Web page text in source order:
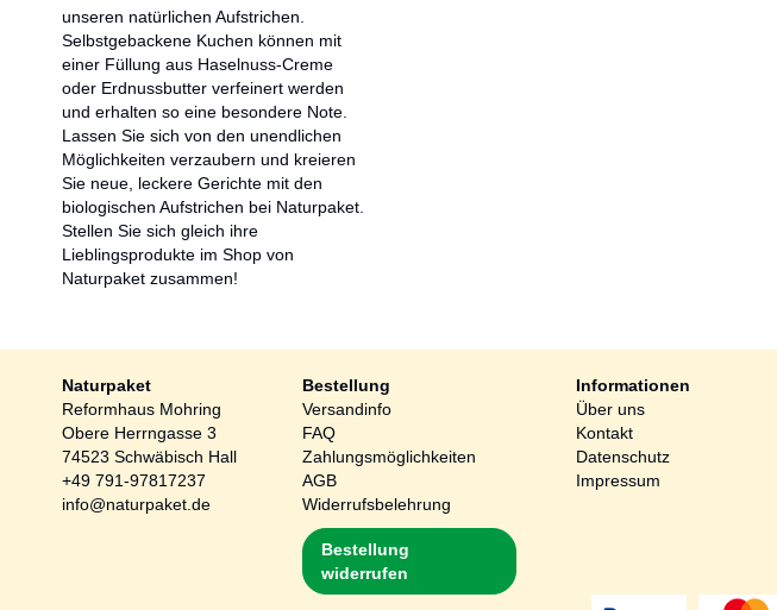
unseren natürlichen Aufstrichen.
Selbstgebackene Kuchen können mit
einer Füllung aus Haselnuss-Creme
oder Erdnussbutter verfeinert werden
und erhalten so eine besondere Note.
Lassen Sie sich von den unendlichen
Möglichkeiten verzaubern und kreieren
Sie neue, leckere Gerichte mit den
biologischen Aufstrichen bei Naturpaket.
Stellen Sie sich gleich ihre
Lieblingsprodukte im Shop von
Naturpaket zusammen!
Naturpaket
Reformhaus Mohring
Obere Herrngasse 3
74523 Schwäbisch Hall
+49 791-97817237
info@naturpaket.de
Bestellung
Versandinfo
FAQ
Zahlungsmöglichkeiten
AGB
Widerrufsbelehrung
Bestellung
widerrufen
Informationen
Über uns
Kontakt
Datenschutz
Impressum